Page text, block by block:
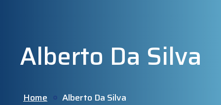
Alberto Da Silva
Home Alberto Da Silva